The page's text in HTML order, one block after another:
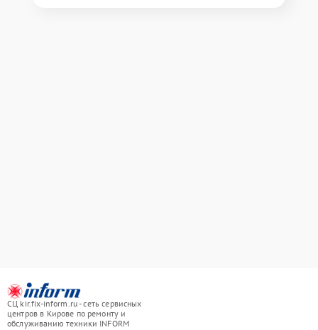
СЦ kir.fix-inform.ru - сеть сервисных
центров в Кирове по ремонту и
обслуживанию техники INFORM